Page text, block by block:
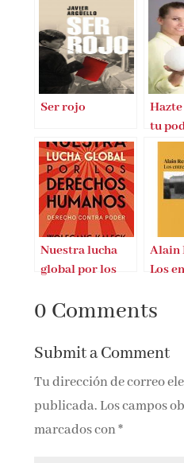
Ser rojo
tu
Nuestra lucha
global por los
humanos
Alain
Los
0 Comments
Submit a Comment
Tu dirección de correo
publicada. Los campos
marcados con*